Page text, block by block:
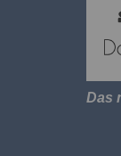
Das